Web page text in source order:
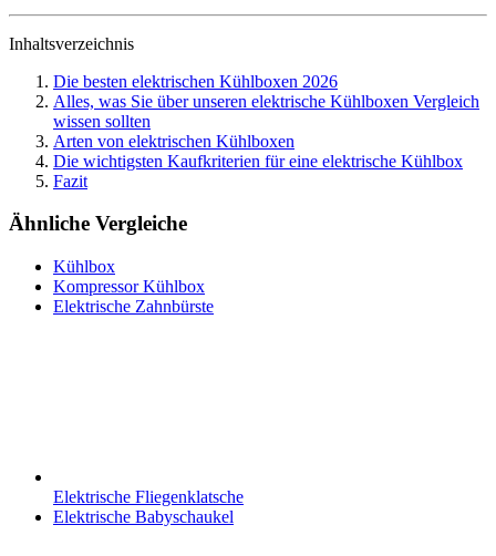
Inhaltsverzeichnis
Die besten elektrischen Kühlboxen 2026
Alles, was Sie über unseren elektrische Kühlboxen Vergleich
wissen sollten
Arten von elektrischen Kühlboxen
Die wichtigsten Kaufkriterien für eine elektrische Kühlbox
Fazit
Ähnliche Vergleiche
Kühlbox
Kompressor Kühlbox
Elektrische Zahnbürste
Elektrische Fliegenklatsche
Elektrische Babyschaukel